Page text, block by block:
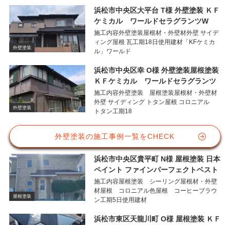
外壁塗装
浜松市中央区大平台 T様 外壁塗装 ＫＦ
ケミカル ワールドセラグランツW
施工内容外壁塗装屋根材・外壁材外壁 サイデ
ィング屋根 瓦工期18日使用建材「KFケミカ
ル」ワールド
外壁塗装
浜松市中央区幸 O様 外壁塗装屋根塗装
ＫＦケミカル ワールドセラグランツ
施工内容外壁塗装 屋根塗装屋根材・外壁材
外壁 サイディング トタン屋根 コロニアル
トタン工期18
外壁塗装の施工事例一覧をCHECK
屋根塗装
浜松市中央区貴平町 N様 屋根塗装 日本
ペイント ファインパーフェクトベスト
施工内容屋根塗装 シーリング屋根材・外壁
材屋根 コロニアル色屋根 コーヒーブラウ
ン工期5日使用建材
浜松市東区天龍川町 O様 屋根塗装 ＫＦ